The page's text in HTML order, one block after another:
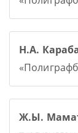
Н.А.
Ж.Ы.